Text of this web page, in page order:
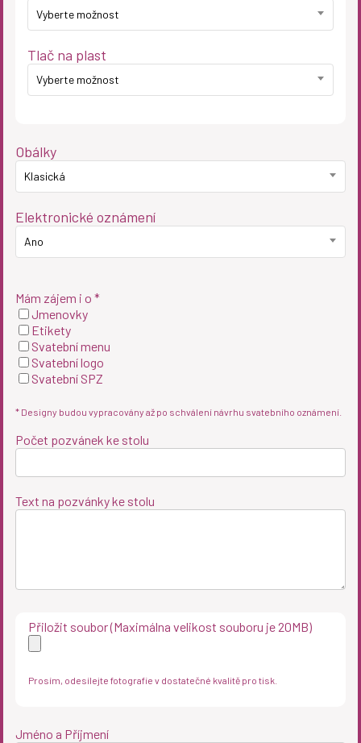
Vyberte možnost
Tlač na plast
Vyberte možnost
Obálky
Klasická
Elektronické oznámení
Ano
Mám zájem i o *
Jmenovky
Etikety
Svatební menu
Svatební logo
Svatební SPZ
* Designy budou vypracovány až po schválení návrhu svatebního oznámení.
Počet pozvánek ke stolu
Text na pozvánky ke stolu
Přiložit soubor (Maximálna velikost souboru je 20MB)
Prosím, odesílejte fotografie v dostatečné kvalitě pro tisk.
Jméno a Příjmení